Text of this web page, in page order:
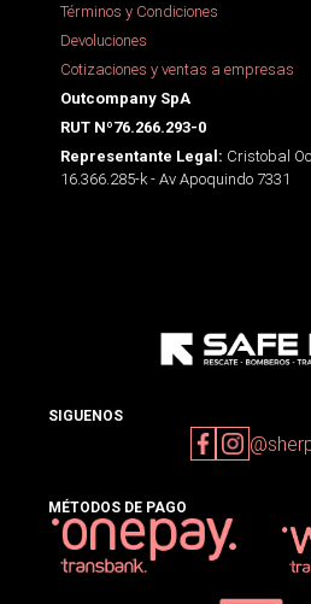
Términos y Condiciones
Devoluciones
Cotizaciones y ventas a empresas
Outcompany SpA
RUT Nº76.266.293-0
Representante Legal: Cristobal
16.366.285-k - Av Apoquindo 7331
SIGUENOS
MÉTODOS DE PAGO